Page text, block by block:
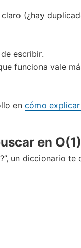
(¿hay
escribir.
funciona vale
en cómo
en O(1)
un diccionario te